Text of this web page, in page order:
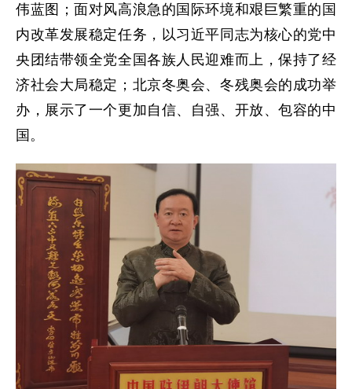
伟蓝图；面对风高浪急的国际环境和艰巨繁重的国
内改革发展稳定任务，以习近平同志为核心的党中
央团结带领全党全国各族人民迎难而上，保持了经
济社会大局稳定；北京冬奥会、冬残奥会的成功举
办，展示了一个更加自信、自强、开放、包容的中
国。